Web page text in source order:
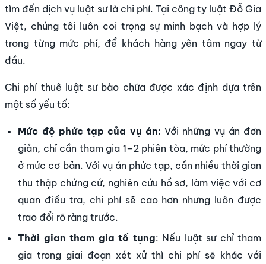
tìm đến dịch vụ luật sư là chi phí. Tại công ty luật Đỗ Gia
Việt, chúng tôi luôn coi trọng sự minh bạch và hợp lý
trong từng mức phí, để khách hàng yên tâm ngay từ
đầu.
Chi phí thuê luật sư bào chữa được xác định dựa trên
một số yếu tố:
Mức độ phức tạp của vụ án: Với những vụ án đơn
giản, chỉ cần tham gia 1–2 phiên tòa, mức phí thường
ở mức cơ bản. Với vụ án phức tạp, cần nhiều thời gian
thu thập chứng cứ, nghiên cứu hồ sơ, làm việc với cơ
quan điều tra, chi phí sẽ cao hơn nhưng luôn được
trao đổi rõ ràng trước.
Thời gian tham gia tố tụng: Nếu luật sư chỉ tham
gia trong giai đoạn xét xử thì chi phí sẽ khác với